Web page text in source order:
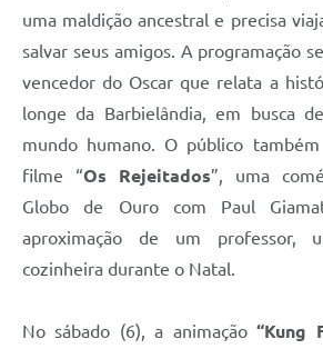
uma maldição ancestral e precisa
salvar seus amigos. A programação
vencedor do Oscar que relata a
longe da Barbielândia, em busca
mundo humano. O público
filme “Os Rejeitados”, uma
Globo de Ouro com Paul
aproximação de um professor,
cozinheira durante o Natal.
No sábado (6), a animação“Kung